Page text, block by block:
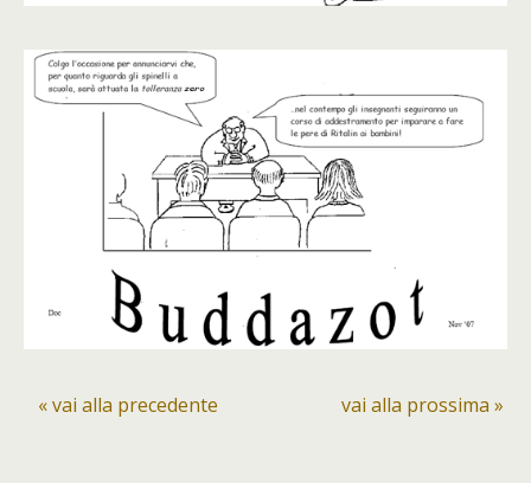
« vai alla precedente vai alla prossima »